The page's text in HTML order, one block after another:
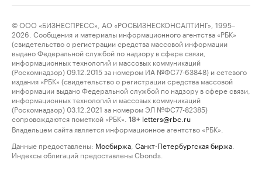
© ООО «БИЗНЕСПРЕСС», АО «РОСБИЗНЕСКОНСАЛТИНГ», 1995–
2026. Сообщения и материалы информационного агентства «РБК»
(свидетельство о регистрации средства массовой информации
выдано Федеральной службой по надзору в сфере связи,
информационных технологий и массовых коммуникаций
(Роскомнадзор) 09.12.2015 за номером ИА №ФС77-63848) и сетевого
издания «РБК» (свидетельство о регистрации средства массовой
информации выдано Федеральной службой по надзору в сфере связи,
информационных технологий и массовых коммуникаций
(Роскомнадзор) 03.12.2021 за номером ЭЛ №ФС77-82385)
сопровождаются пометкой «РБК».
18+ letters@rbc.ru
Владельцем сайта является информационное агентство «РБК».
Данные предоставлены: Мосбиржа Санкт-Петербургская биржа
Индексы облигаций предоставлены Cbonds.